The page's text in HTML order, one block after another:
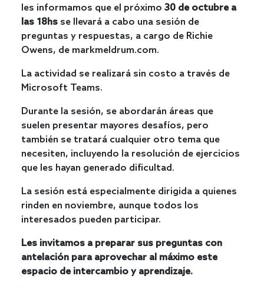
les informamos que el próximo 30 de octubre a
las 18hs se llevará a cabo una sesión de
preguntas y respuestas, a cargo de Richie
Owens, de markmeldrum.com.
La actividad se realizará sin costo a través de
Microsoft Teams.
Durante la sesión, se abordarán áreas que
suelen presentar mayores desafíos, pero
también se tratará cualquier otro tema que
necesiten, incluyendo la resolución de ejercicios
que les hayan generado dificultad.
La sesión está especialmente dirigida a quienes
rinden en noviembre, aunque todos los
interesados pueden participar.
Les invitamos a preparar sus preguntas con
antelación para aprovechar al máximo este
espacio de intercambio y aprendizaje.